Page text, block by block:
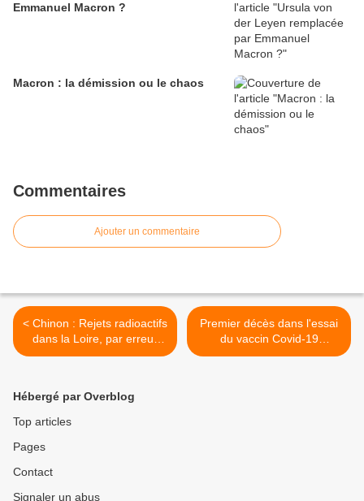
Emmanuel Macron ?
Macron : la démission ou le chaos
Commentaires
Ajouter un commentaire
< Chinon : Rejets radioactifs
dans la Loire, par erreur
selon EDF
Premier décès dans l'essai
du vaccin Covid-19
d'AstraZeneca >
Hébergé par Overblog
Top articles
Pages
Contact
Signaler un abus